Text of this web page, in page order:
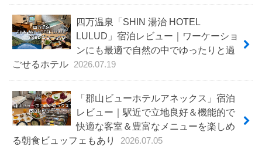
四万温泉「SHIN 湯治 HOTEL
LULUD」宿泊レビュー｜ワーケーショ
ンにも最適で自然の中でゆったりと過
ごせるホテル
2026.07.19
「郡山ビューホテルアネックス」宿泊
レビュー｜駅近で立地良好＆機能的で
快適な客室＆豊富なメニューを楽しめ
る朝食ビュッフェもあり
2026.07.05